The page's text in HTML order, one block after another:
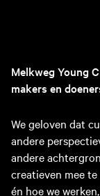
Melkweg Young
makers en
We geloven dat
andere
andere
creatieven mee
én hoe we